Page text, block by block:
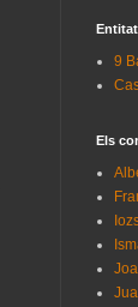
9
Els